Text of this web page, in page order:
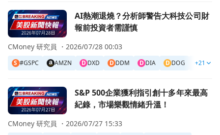
前往AI熱潮退燒？分析師警告大科技公司財報前投資者需謹
AI熱潮退燒？分析師警告大科技公司財
報前投資者需謹慎
S #GSPC AMZN D DXD D DDM D DIA D DOG META
+21
CMoney 研究員 ・2026/07/28 00:03
前往S&P 500企業獲利指引創十多年來最高紀錄，市場樂觀
S&P 500企業獲利指引創十多年來最高
紀錄，市場樂觀情緒升溫！
CMoney 研究員 ・2026/07/27 15:33